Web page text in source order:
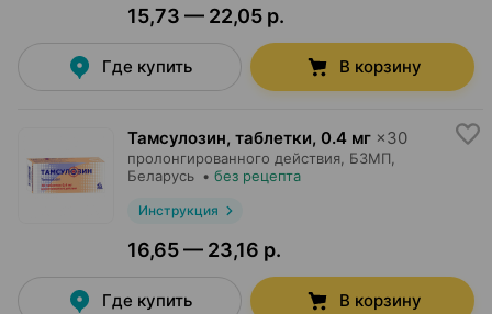
15,73 — 22,05 р.
Где купить В корзину
Тамсулозин, таблетки, 0.4 мг ×30
пролонгированного действия, БЗМП
Беларусь • без рецепта
Инструкция
16,65 — 23,16 р.
Где купить В корзину